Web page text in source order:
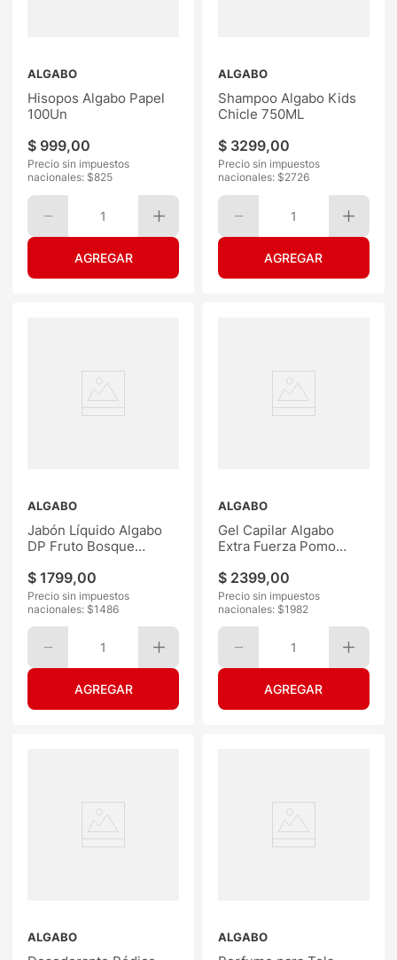
ALGABO
Hisopos Algabo Papel
100Un
$ 999,00
Precio sin impuestos
nacionales: $825
1
ALGABO
Shampoo Algabo Kids
Chicle 750ML
$ 3299,00
Precio sin impuestos
nacionales: $2726
1
ALGABO
Jabón Líquido Algabo
DP Fruto Bosque
$ 1799,00
Precio sin impuestos
nacionales: $1486
1
ALGABO
Gel Capilar Algabo
Extra Fuerza Pomo
$ 2399,00
Precio sin impuestos
nacionales: $1982
1
ALGABO ALGABO